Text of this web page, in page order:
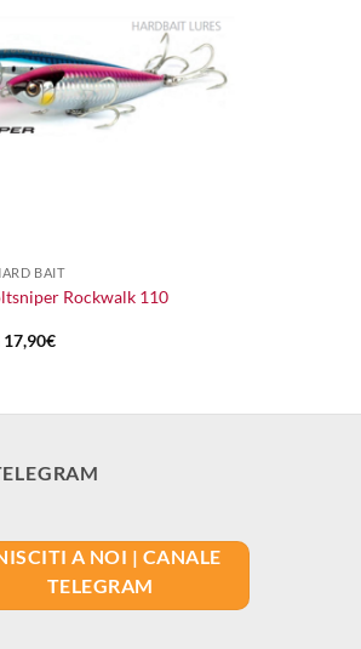
BAIT
Rockwalk 110
17,90€
A NOI | CANALE
TELEGRAM